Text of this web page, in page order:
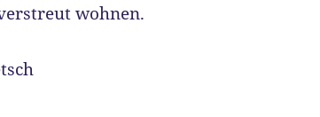
wohnen.